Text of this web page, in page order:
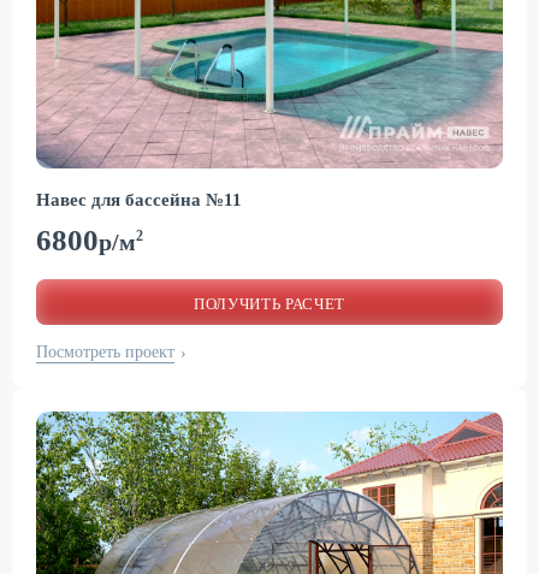
Навес для бассейна №11
6800р/м2
ПОЛУЧИТЬ РАСЧЕТ
Посмотреть проект ›